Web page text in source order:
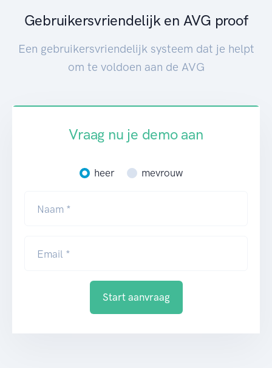
Gebruikersvriendelijk en AVG proof
Een gebruikersvriendelijk systeem dat je helpt
om te voldoen aan de AVG
Vraag nu je demo aan
heer mevrouw
Naam *
Email *
Start aanvraag